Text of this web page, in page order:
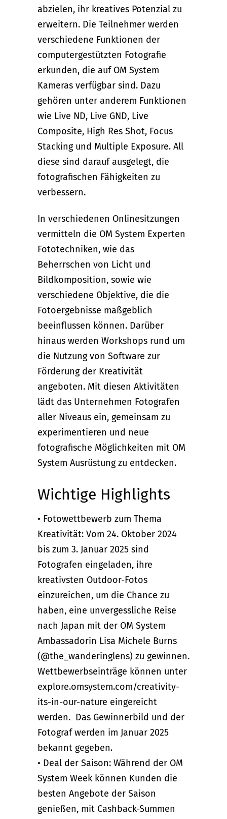
abzielen, ihr kreatives Potenzial zu
erweitern. Die Teilnehmer werden
verschiedene Funktionen der
computergestützten Fotografie
erkunden, die auf OM System
Kameras verfügbar sind. Dazu
gehören unter anderem Funktionen
wie Live ND, Live GND, Live
Composite, High Res Shot, Focus
Stacking und Multiple Exposure. All
diese sind darauf ausgelegt, die
fotografischen Fähigkeiten zu
verbessern.
In verschiedenen Onlinesitzungen
vermitteln die OM System Experten
Fototechniken, wie das
Beherrschen von Licht und
Bildkomposition, sowie wie
verschiedene Objektive, die die
Fotoergebnisse maßgeblich
beeinflussen können. Darüber
hinaus werden Workshops rund um
die Nutzung von Software zur
Förderung der Kreativität
angeboten. Mit diesen Aktivitäten
lädt das Unternehmen Fotografen
aller Niveaus ein, gemeinsam zu
experimentieren und neue
fotografische Möglichkeiten mit OM
System Ausrüstung zu entdecken.
Wichtige Highlights
• Fotowettbewerb zum Thema
Kreativität: Vom 24. Oktober 2024
bis zum 3. Januar 2025 sind
Fotografen eingeladen, ihre
kreativsten Outdoor-Fotos
einzureichen, um die Chance zu
haben, eine unvergessliche Reise
nach Japan mit der OM System
Ambassadorin Lisa Michele Burns
(@the_wanderinglens) zu gewinnen.
Wettbewerbseinträge können unter
explore.omsystem.com/creativity-
its-in-our-nature eingereicht
werden. Das Gewinnerbild und der
Fotograf werden im Januar 2025
bekannt gegeben.
• Deal der Saison: Während der OM
System Week können Kunden die
besten Angebote der Saison
genießen, mit Cashback-Summen